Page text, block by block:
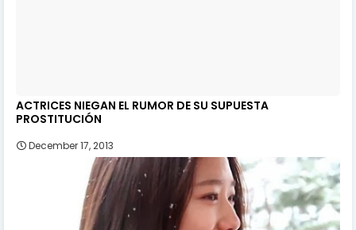
ACTRICES NIEGAN EL RUMOR DE SU SUPUESTA
PROSTITUCIÓN
December 17, 2013